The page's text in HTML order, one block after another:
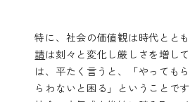
特に、社会の価値観は時代ととも
請は刻々と変化し厳しさを増し
は、平たく言うと、「やっても
らわないと困る」ということで